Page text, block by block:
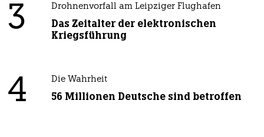
3 Drohnenvorfall am Leipziger Flughafen
Das Zeitalter der elektronischen
Kriegsführung
4 Die Wahrheit
56 Millionen Deutsche sind betroffen